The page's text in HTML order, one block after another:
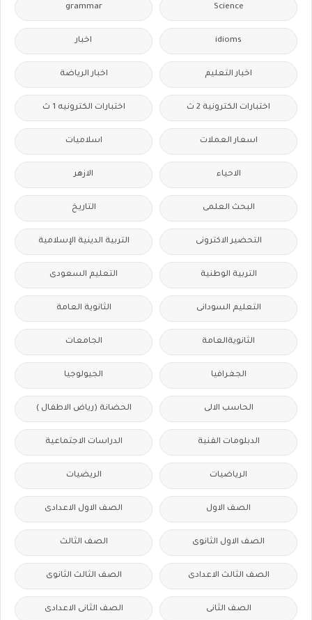
Science
grammar
idioms اخبار
اخبار التعليم اخبار الرياضة
اختبارات الكترونية 2 ث اختبارات الكترونيه 1 ث
اسعار العملات اسلاميات
الاحياء الازهر
البحث العلمى التاريخ
التحضير الاكترونى التربية الدينية الإسلامية
التربية الوطنية التعليم السعودى
التعليم السودانى الثانوية العامة
الثانويةالعامة الجامعات
الجغرافيا الجيولوجيا
الحاسب الالى الحضانة (رياض الاطفال )
الدبلومات الفنية الدراسات الاجتماعية
الرياضيات الريضيات
الصف الاول الصف الاول الاعدادى
الصف الاول الثانوى الصف الثالث
الصف الثالث الاعدادى الصف الثالث الثانوى
الصف الثانى الصف الثانى الاعدادى